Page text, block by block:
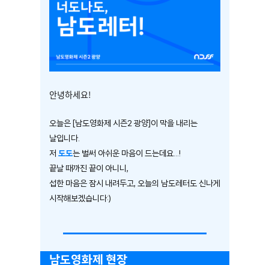
안녕하세요!
오늘은 [남도영화제 시즌2 광양]이 막을 내리는
날입니다.
저 도도는 벌써 아쉬운 마음이 드는데요...!
끝날 때까진 끝이 아니니,
섭한 마음은 잠시 내려두고, 오늘의 남도레터도 신나게
시작해보겠습니다:)
남도영화제 현장